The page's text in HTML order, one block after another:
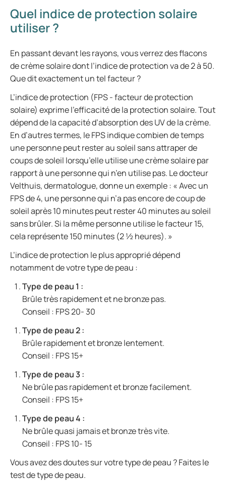
Quel indice de protection solaire
utiliser ?
En passant devant les rayons, vous verrez des flacons
de crème solaire dont l’indice de protection va de 2 à 50.
Que dit exactement un tel facteur ?
L’indice de protection (FPS - facteur de protection
solaire) exprime l’efficacité de la protection solaire. Tout
dépend de la capacité d’absorption des UV de la crème.
En d’autres termes, le FPS indique combien de temps
une personne peut rester au soleil sans attraper de
coups de soleil lorsqu’elle utilise une crème solaire par
rapport à une personne qui n’en utilise pas. Le docteur
Velthuis, dermatologue, donne un exemple : « Avec un
FPS de 4, une personne qui n’a pas encore de coup de
soleil après 10 minutes peut rester 40 minutes au soleil
sans brûler. Si la même personne utilise le facteur 15,
cela représente 150 minutes (2 ½ heures). »
L’indice de protection le plus approprié dépend
notamment de votre type de peau :
Type de peau 1 :
Brûle très rapidement et ne bronze pas.
Conseil : FPS 20- 30
Type de peau 2 :
Brûle rapidement et bronze lentement.
Conseil : FPS 15+
Type de peau 3 :
Ne brûle pas rapidement et bronze facilement.
Conseil : FPS 15+
Type de peau 4 :
Ne brûle quasi jamais et bronze très vite.
Conseil : FPS 10- 15
Vous avez des doutes sur votre type de peau ? Faites le
test de type de peau.